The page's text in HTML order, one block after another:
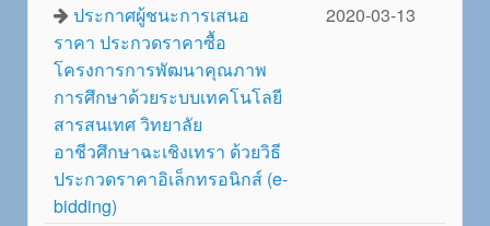
ประกาศผู้ชนะการเสนอ
ราคา ประกวดราคาซื้อ
โครงการการพัฒนาคุณภาพ
การศึกษาด้วยระบบเทคโนโลยี
สารสนเทศ วิทยาลัย
อาชีวศึกษาฉะเชิงเทรา ด้วยวิธี
ประกวดราคาอิเล็กทรอนิกส์ (e-
bidding)
2020-03-13